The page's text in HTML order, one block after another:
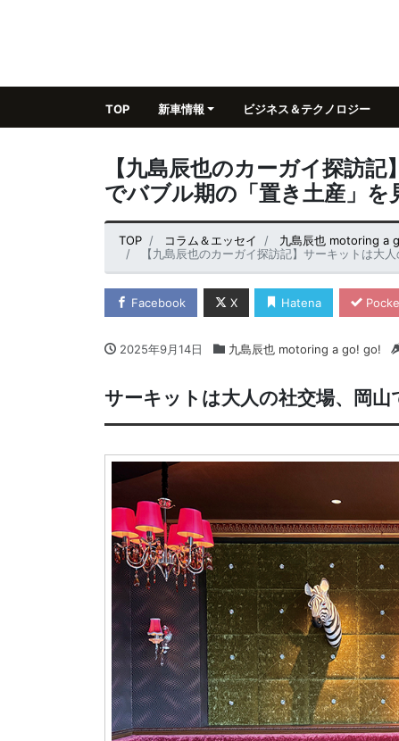
TOP 新車情報 ビジネス＆テクノロジー
【九島辰也のカーガイ探訪
でバブル期の「置き土産」を
TOP コラム＆エッセイ
九島辰也 motoring a
【九島辰也のカーガイ探訪記】サーキットは大
Facebook X Hatena
2025年9月14日 九島辰也 motoring a go! go!
サーキットは大人の社交場、岡